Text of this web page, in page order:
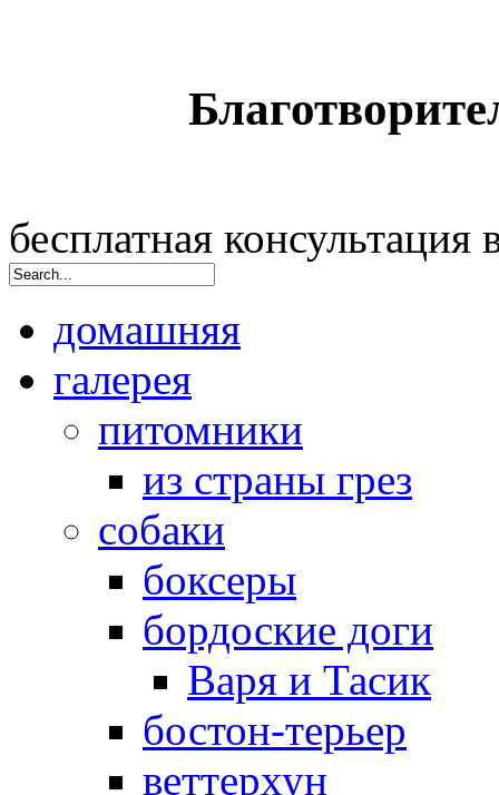
бесплатная
домашняя
галерея
питомники
из страны грез
собаки
боксеры
бордоские доги
Варя и Тасик
бостон-терьер
веттерхун